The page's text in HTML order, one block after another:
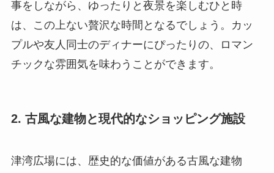
事をしながら、ゆったりと夜景を楽しむひと時
は、この上ない贅沢な時間となるでしょう。カッ
プルや友人同士のディナーにぴったりの、ロマン
チックな雰囲気を味わうことができます。
2. 古風な建物と現代的なショッピング施設
津湾広場には、歴史的な価値がある古風な建物